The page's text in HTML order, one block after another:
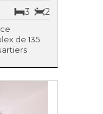
2
3
de 135